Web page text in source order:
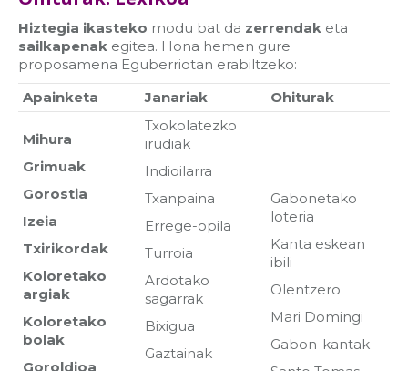
Hiztegia ikasteko modu bat da zerrendak eta
sailkapenak egitea. Hona hemen gure
proposamena Eguberriotan erabiltzeko:
Apainketa
Janariak Ohiturak
Mihura
Grimuak
Gorostia
Izeia
Txirikordak
Koloretako
argiak
Koloretako
bolak
Goroldioa
Txokolatezko
irudiak
Indioilarra
Txanpaina
Errege-opila
Turroia
Ardotako
sagarrak
Bixigua
Gaztainak
Gabonetako
loteria
Kanta eskean
ibili
Olentzero
Mari Domingi
Gabon-kantak